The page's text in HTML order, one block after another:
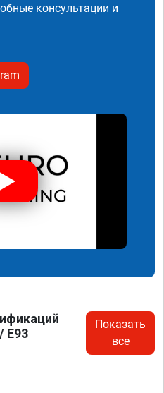
консультации и
E93
Показать
все